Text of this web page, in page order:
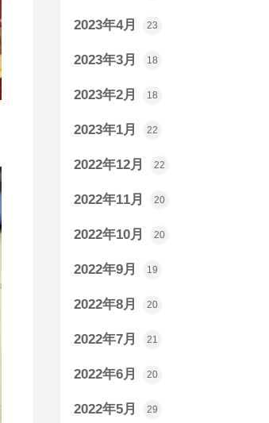
2023年4月 23
2023年3月 18
2023年2月 18
2023年1月 22
2022年12月 22
2022年11月 20
2022年10月 20
2022年9月 19
2022年8月 20
2022年7月 21
2022年6月 20
2022年5月 29